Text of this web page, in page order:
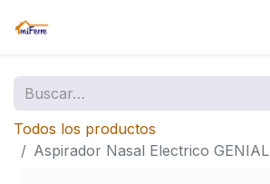
Todos los productos
Aspirador Nasal Electrico GENIAL